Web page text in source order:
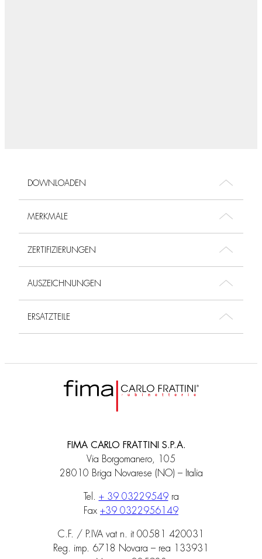
DOWNLOADEN
MERKMALE
ZERTIFIZIERUNGEN
AUSZEICHNUNGEN
ERSATZTEILE
FIMA CARLO FRATTINI S.P.A.
Via Borgomanero, 105
28010 Briga Novarese (NO) – Italia
Tel. + 39 03229549ra
Fax +39 0322956149
C.F. / P.IVA vat n. it 00581 420031
Reg. imp. 6718 Novara – rea 133931